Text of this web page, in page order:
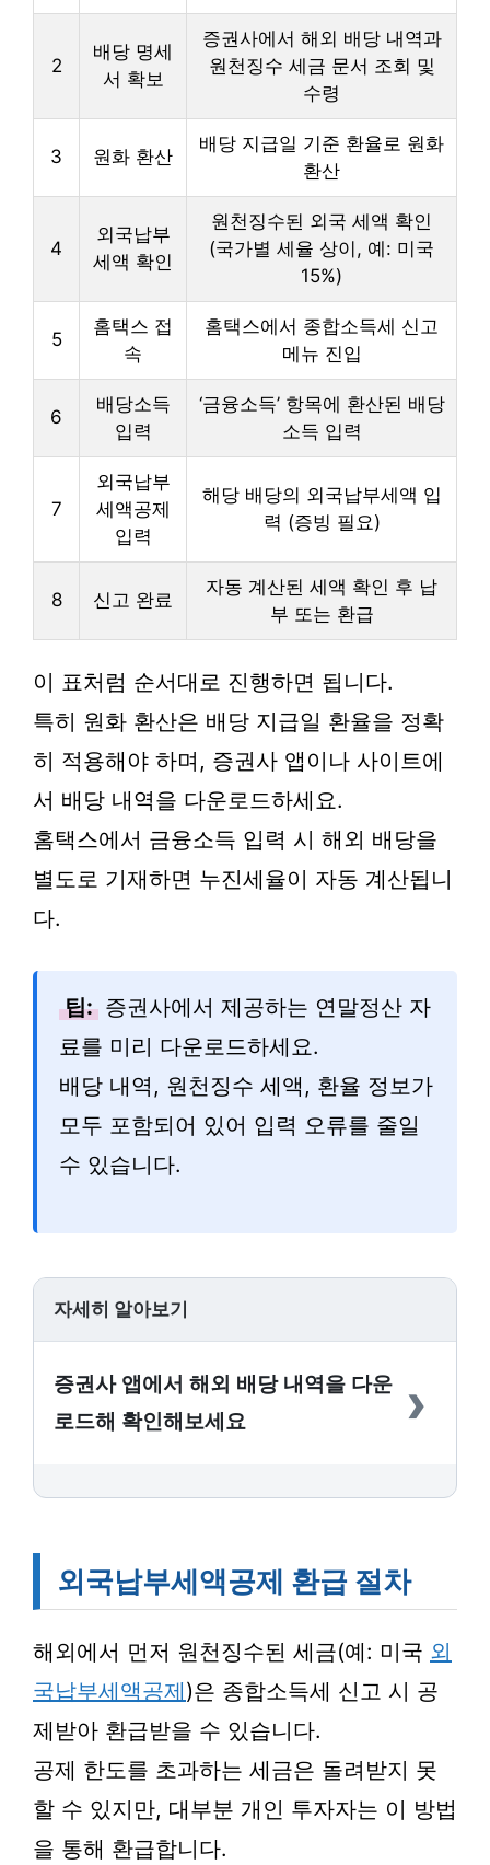
2
배당 명세
서 확보
증권사에서 해외 배당 내역과
원천징수 세금 문서 조회 및
수령
3 원화 환산
배당 지급일 기준 환율로 원화
환산
4
외국납부
세액 확인
원천징수된 외국 세액 확인
(국가별 세율 상이, 예: 미국
15%)
5
홈택스 접
속
홈택스에서 종합소득세 신고
메뉴 진입
6
배당소득
입력
‘금융소득’ 항목에 환산된 배당
소득 입력
7
외국납부
세액공제
입력
해당 배당의 외국납부세액 입
력 (증빙 필요)
8 신고 완료
자동 계산된 세액 확인 후 납
부 또는 환급
이 표처럼 순서대로 진행하면 됩니다.
특히 원화 환산은 배당 지급일 환율을 정확
히 적용해야 하며, 증권사 앱이나 사이트에
서 배당 내역을 다운로드하세요.
홈택스에서 금융소득 입력 시 해외 배당을
별도로 기재하면 누진세율이 자동 계산됩니
다.
팁: 증권사에서 제공하는 연말정산 자
료를 미리 다운로드하세요.
배당 내역, 원천징수 세액, 환율 정보가
모두 포함되어 있어 입력 오류를 줄일
수 있습니다.
자세히 알아보기
증권사 앱에서 해외 배당 내역을 다운
로드해 확인해보세요
›
외국납부세액공제 환급 절차
해외에서 먼저 원천징수된 세금(예: 미국 외
국납부세액공제)은 종합소득세 신고 시 공
제받아 환급받을 수 있습니다.
공제 한도를 초과하는 세금은 돌려받지 못
할 수 있지만, 대부분 개인 투자자는 이 방법
을 통해 환급합니다.